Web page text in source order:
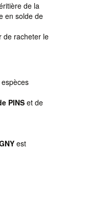
de la
en solde de
de racheter le
PINSet de
est